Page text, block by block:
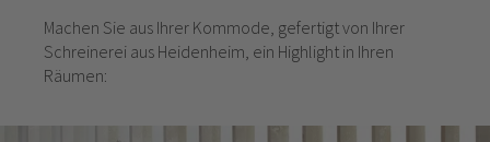
Machen Sie aus Ihrer Kommode, gefertigt von Ihrer
Schreinerei aus Heidenheim, ein Highlight in Ihren
Räumen: